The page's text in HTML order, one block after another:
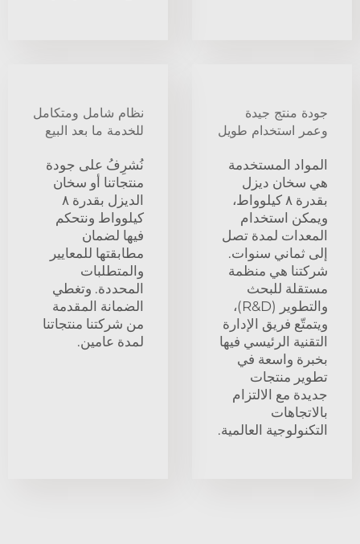
جودة منتج جيدة
وعمر استخدام طويل
المواد المستخدمة
هي سخان ديزل
بقدرة ٨ كيلوواط،
ويمكن استخدام
المعدات لمدة تصل
إلى ثماني سنوات.
شركتنا هي منظمة
مستقلة للبحث
والتطوير (R&D)،
ويتمتّع فريق الإدارة
التقنية الرئيسي فيها
بخبرة واسعة في
تطوير منتجات
جديدة مع الالتزام
بالاتجاهات
التكنولوجية العالمية.
نظام شامل ومتكامل
للخدمة ما بعد البيع
نُشرِفُ على جودة
منتجاتنا أو سخان
الديزل بقدرة ٨
كيلوواط ونتحكم
فيها لضمان
مطابقتها للمعايير
والمتطلبات
المحددة. وتغطي
الضمانة المقدمة
من شركتنا منتجاتنا
لمدة عامين.